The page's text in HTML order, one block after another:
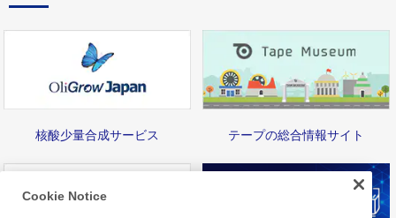
核酸少量合成サービス テープの総合情報サイト
Cookie Notice